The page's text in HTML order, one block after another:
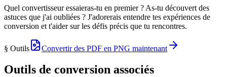
Quel convertisseur essaieras-tu en premier ? As-tu découvert des
astuces que j'ai oubliées ? J'adorerais entendre tes expériences de
conversion et t'aider sur les défis précis que tu rencontres.
§ Outils Convertir des PDF en PNG maintenant
Outils de conversion associés